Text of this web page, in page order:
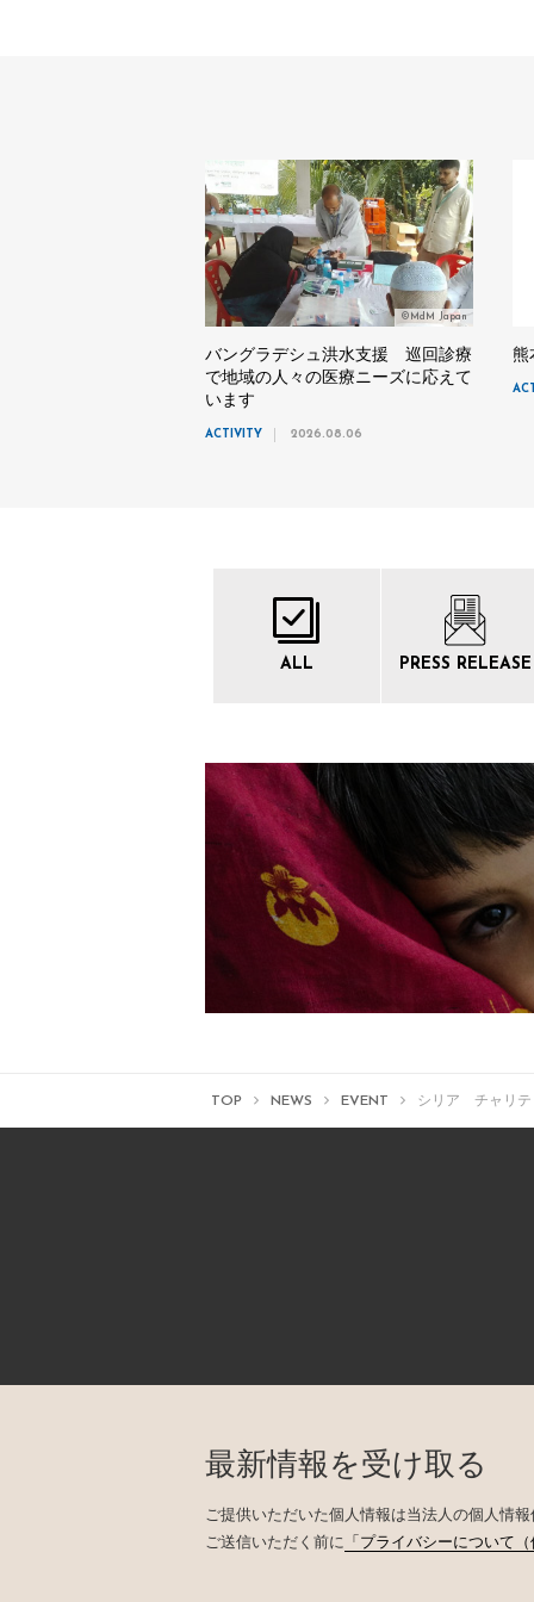
©MdM Japan
バングラデシュ洪水支援 巡回診療
で地域の人々の医療ニーズに応えて
います
ACTIVITY 2026.08.06
熊
ALL PRESS RELEASE
TOP NEWS EVENT シリア チャリテ
最新情報を受け取る
ご提供いただいた個人情報は当法人の個人情
ご送信いただく前に 「プライバシーについて